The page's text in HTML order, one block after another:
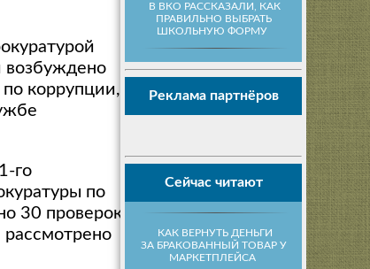
В ВКО РАССКАЗАЛИ, КАК
ПРАВИЛЬНО ВЫБРАТЬ
ШКОЛЬНУЮ ФОРМУ
Реклама партнёров
Сейчас читают
КАК ВЕРНУТЬ ДЕНЬГИ
ЗА БРАКОВАННЫЙ ТОВАР У
МАРКЕТПЛЕЙСА
коррупции,
го
по
30 проверок,
рассмотрено